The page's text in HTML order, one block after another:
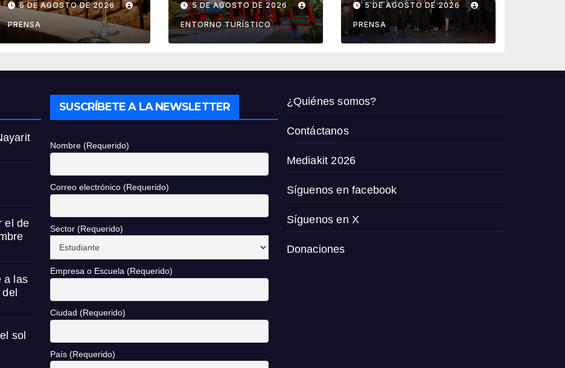
vendimia 2026
6 DE AGOSTO DE 2026
PRENSA
reembolso de
impuestos desde
noviembre de
5 DE AGOSTO DE 2026
ENTORNO TURÍSTICO
agencias que
impulsan el
crecimiento del
México
5 DE AGOSTO DE 2026
PRENSA
el de
a las
sol
SUSCRÍBETE A LA NEWSLETTER
Nombre (Requerido)
Correo electrónico (Requerido)
Sector (Requerido)
Empresa o Escuela (Requerido)
Ciudad (Requerido)
País (Requerido)
¿Quiénes somos?
Contáctanos
Mediakit 2026
Síguenos en facebook
Síguenos en X
Donaciones